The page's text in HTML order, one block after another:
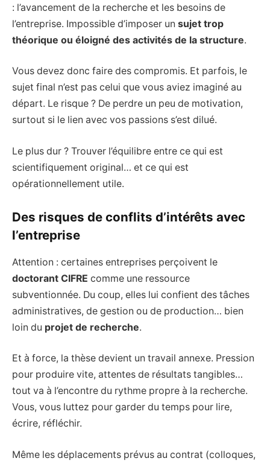
: l’avancement de la recherche et les besoins de
l’entreprise. Impossible d’imposer un sujet trop
théorique ou éloigné des activités de la structure.
Vous devez donc faire des compromis. Et parfois, le
sujet final n’est pas celui que vous aviez imaginé au
départ. Le risque ? De perdre un peu de motivation,
surtout si le lien avec vos passions s’est dilué.
Le plus dur ? Trouver l’équilibre entre ce qui est
scientifiquement original… et ce qui est
opérationnellement utile.
Des risques de conflits d’intérêts avec
l’entreprise
Attention : certaines entreprises perçoivent le
doctorant CIFRE comme une ressource
subventionnée. Du coup, elles lui confient des tâches
administratives, de gestion ou de production… bien
loin du projet de recherche.
Et à force, la thèse devient un travail annexe. Pression
pour produire vite, attentes de résultats tangibles…
tout va à l’encontre du rythme propre à la recherche.
Vous, vous luttez pour garder du temps pour lire,
écrire, réfléchir.
Même les déplacements prévus au contrat (colloques,